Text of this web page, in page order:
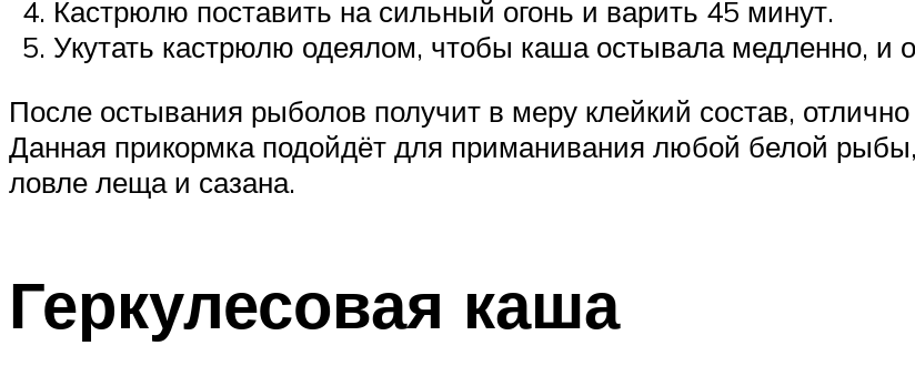
Кастрюлю поставить на сильный огонь и варить 45 минут.
Укутать кастрюлю одеялом, чтобы каша остывала медленно, и
После остывания рыболов получит в меру клейкий состав,
Данная прикормка подойдёт для приманивания любой белой
ловле леща и сазана.
Геркулесовая каша